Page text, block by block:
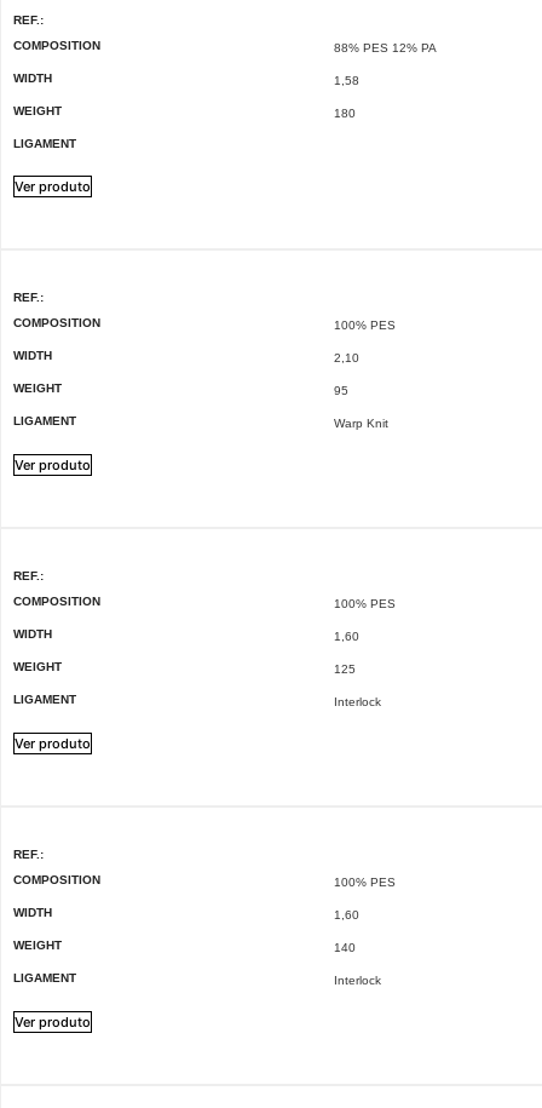
REF.:
COMPOSITION
88% PES 12% PA
WIDTH 1,58
WEIGHT 180
LIGAMENT
Ver produto
REF.:
COMPOSITION
100% PES
WIDTH 2,10
WEIGHT 95
LIGAMENT Warp Knit
Ver produto
REF.:
COMPOSITION
100% PES
WIDTH 1,60
WEIGHT 125
LIGAMENT Interlock
Ver produto
REF.:
COMPOSITION
100% PES
WIDTH 1,60
WEIGHT 140
LIGAMENT Interlock
Ver produto